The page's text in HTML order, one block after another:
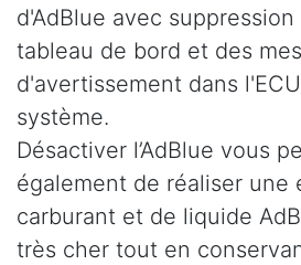
d'AdBlue avec
tableau de bord et des
d'avertissement dans
système.
Désactiver l’AdBlue vous
également de réaliser une
carburant et de liquide
très cher tout en